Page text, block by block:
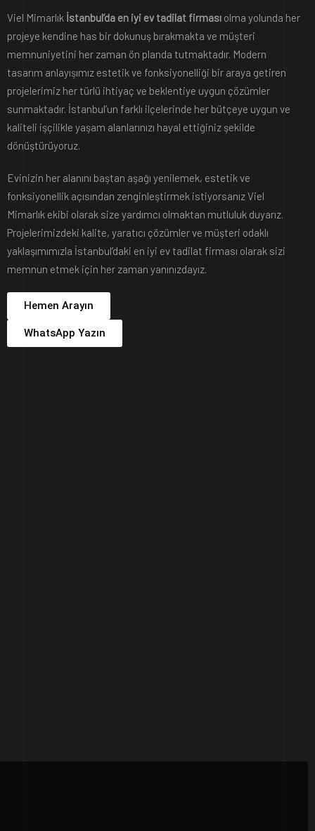
Viel Mimarlık İstanbul’da en iyi ev tadilat firması olma yolunda her
projeye kendine has bir dokunuş bırakmakta ve müşteri
memnuniyetini her zaman ön planda tutmaktadır. Modern
tasarım anlayışımız estetik ve fonksiyonelliği bir araya getiren
projelerimiz her türlü ihtiyaç ve beklentiye uygun çözümler
sunmaktadır. İstanbul’un farklı ilçelerinde her bütçeye uygun ve
kaliteli işçilikle yaşam alanlarınızı hayal ettiğiniz şekilde
dönüştürüyoruz.
Evinizin her alanını baştan aşağı yenilemek, estetik ve
fonksiyonellik açısından zenginleştirmek istiyorsanız Viel
Mimarlık ekibi olarak size yardımcı olmaktan mutluluk duyarız.
Projelerimizdeki kalite, yaratıcı çözümler ve müşteri odaklı
yaklaşımımızla İstanbul’daki en iyi ev tadilat firması olarak sizi
memnun etmek için her zaman yanınızdayız.
Hemen Arayın
WhatsApp Yazın